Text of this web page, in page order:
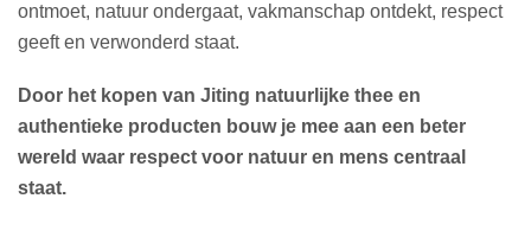
ontmoet, natuur ondergaat, vakmanschap ontdekt, respect
geeft en verwonderd staat.
Door het kopen van Jiting natuurlijke thee en
authentieke producten bouw je mee aan een beter
wereld waar respect voor natuur en mens centraal
staat.